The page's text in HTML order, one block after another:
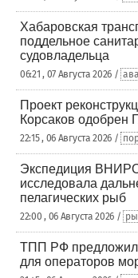
Хабаровская
поддельное
судовладельца
06:21 , 07 Августа 2026 /
Проект
Корсаков одобрен
22:15 , 06 Августа 2026 /
Экспедиция
исследовала
пелагических рыб
22:00 , 06 Августа 2026 /
ТПП РФ
для операторов